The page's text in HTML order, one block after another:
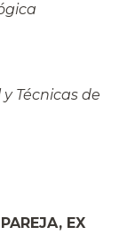
Técnicas de
EX